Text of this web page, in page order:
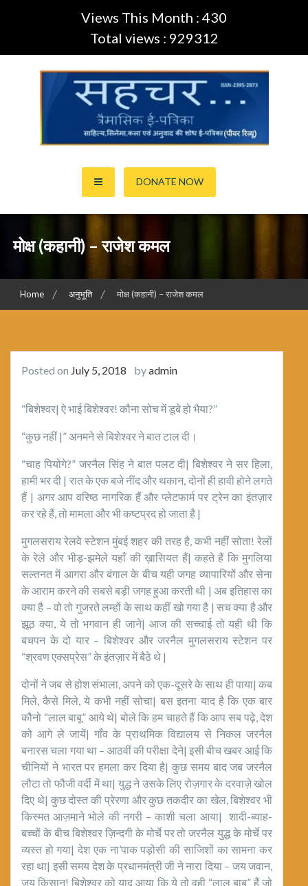
Views This Month : 430
Total views : 929312
सहचर ई-पत्रिका… (ISSN:2395-
2873)
DONATE NOW
मोक्ष (कहानी) – राजेश कमल
Home अनुभूति मोक्ष (कहानी) – राजेश कमल
Posted on July 5, 2018 byadmin
“बिशेश्वर| ऐ भाई बिशेश्वर! कौना सोच में डूबे हो भैया?”
“कुछ नहीं |” अनमने से बिशेश्वर ने बात टाल दी।
“चाह पियोगे?” जरनैल सिंह ने बात पलट दी| बिशेश्वर ने सर हिला,
हामी भर दी | रात के एक बजे नींद और थकान, दोनों ही हावी होने लगते
हैं | अगर आप वरिष्ठ नागरिक हैं और प्लेटफार्म पर ट्रेन का इंतज़ार
कर रहे हैं, तो मामला और भी कष्टप्रद हो जाता है |
मुगलसराय रेलवे स्टेशन मुंबई शहर की तरह है, कभी नहीं सोता! रेलों
के रेले और भीड़-झमेले यहाँ की ख़ासियत हैं| कहते हैं कि मुगलिया
सल्तनत में आगरा और बंगाल के बीच यही जगह व्यापारियों और सेना
के आराम करने की सबसे बड़ी जगह हुआ करती थी | अब इतिहास का
क्या है – वो तो गुजरते लम्हों के साथ कहीं खो गया है | सच क्या है और
झूठ क्या, ये तो भगवान ही जाने| आज की सच्चाई तो यही थी कि
बचपन के दो यार – बिशेश्वर और जरनैल मुगलसराय स्टेशन पर
“श्रवण एक्सप्रेस” के इंतज़ार में बैठे थे |
दोनों ने जब से होश संभाला, अपने को एक-दूसरे के साथ ही पाया| कब
मिले, कैसे मिले, ये कभी नहीं सोचा| बस इतना याद है कि एक बार
कौनो “लाल बाबू” आये थे| बोले कि हम चाहते हैं कि आप सब पढ़े, देश
को आगे ले जायें| गाँव के प्राथमिक विद्यालय से निकल जरनैल
बनारस चला गया था – आठवीं की परीक्षा देने| इसी बीच खबर आई कि
चीनियों ने भारत पर हमला कर दिया है| कुछ समय बाद जब जरनैल
लौटा तो फौजी वर्दी में था| युद्ध ने उसके लिए रोज़गार के दरवाज़े खोल
दिए थे| कुछ दोस्त की प्रेरणा और कुछ तकदीर का खेल, बिशेश्वर भी
किस्मत आज़माने भोले की नगरी – काशी चला आया| शादी-ब्याह-
बच्चों के बीच बिशेश्वर ज़िन्दगी के मोर्चे पर तो जरनैल युद्ध के मोर्चे पर
व्यस्त हो गया| देश एक ना’पाक पड़ोसी की साजिशों का सामना कर
रहा था| इसी समय देश के प्रधानमंत्री जी ने नारा दिया – जय जवान,
जय किसान! बिशेश्वर को याद आया कि ये तो वही “लाल बाबू” हैं जो